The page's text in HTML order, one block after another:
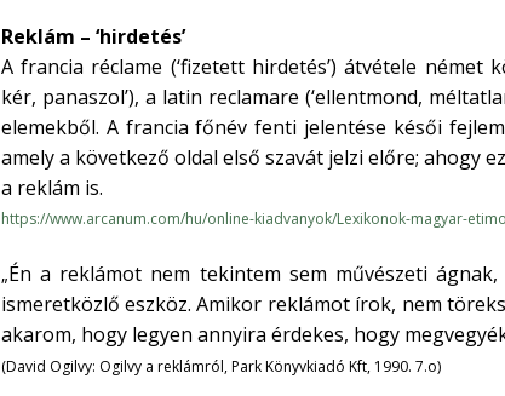
Reklám – ‘hirdetés’
A francia réclame (‘fizetett hirdetés’) átvétele német
kér, panaszol’), a latin reclamare (‘ellentmond,
elemekből. A francia főnév fenti jelentése késői
amely a következő oldal első szavát jelzi előre; ahogy
a reklám is.
https://www.arcanum.com/hu/online-kiadvanyok/Lexikonok-magyar-
„Én a reklámot nem tekintem sem művészeti
ismeretközlő eszköz. Amikor reklámot írok, nem
akarom, hogy legyen annyira érdekes, hogy
(David Ogilvy: Ogilvy a reklámról, Park Könyvkiadó Kft, 1990. 7.o)